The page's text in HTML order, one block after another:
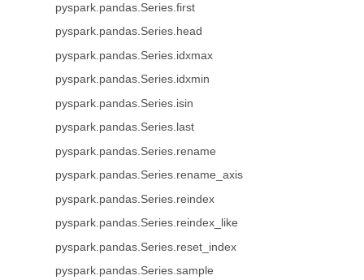
pyspark.pandas.Series.first
pyspark.pandas.Series.head
pyspark.pandas.Series.idxmax
pyspark.pandas.Series.idxmin
pyspark.pandas.Series.isin
pyspark.pandas.Series.last
pyspark.pandas.Series.rename
pyspark.pandas.Series.rename_axis
pyspark.pandas.Series.reindex
pyspark.pandas.Series.reindex_like
pyspark.pandas.Series.reset_index
pyspark.pandas.Series.sample